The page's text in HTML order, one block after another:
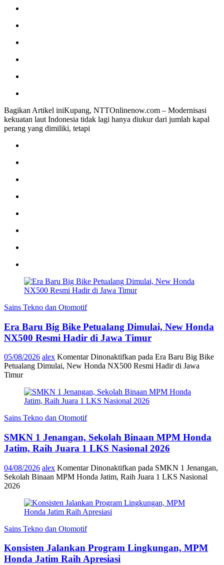
Bagikan Artikel iniKupang, NTTOnlinenow.com – Modernisasi
kekuatan laut Indonesia tidak lagi hanya diukur dari jumlah kapal
perang yang dimiliki, tetapi
Sains Tekno dan Otomotif
Era Baru Big Bike Petualang Dimulai, New Honda
NX500 Resmi Hadir di Jawa Timur
05/08/2026 alex Komentar Dinonaktifkan pada Era Baru Big Bike
Petualang Dimulai, New Honda NX500 Resmi Hadir di Jawa
Timur
Sains Tekno dan Otomotif
SMKN 1 Jenangan, Sekolah Binaan MPM Honda
Jatim, Raih Juara 1 LKS Nasional 2026
04/08/2026 alex Komentar Dinonaktifkan pada SMKN 1 Jenangan,
Sekolah Binaan MPM Honda Jatim, Raih Juara 1 LKS Nasional
2026
Sains Tekno dan Otomotif
Konsisten Jalankan Program Lingkungan, MPM
Honda Jatim Raih Apresiasi